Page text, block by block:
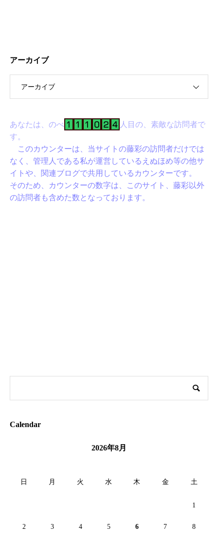
アーカイブ
アーカイブ
あなたは、のべ
人目の、素敵な訪問者で
す。
このカウンターは、当サイトの藤彩の訪問者だけでは
なく、管理人である私が運営しているえぬほめ等の他サ
イトや、関連ブログで共用しているカウンターです。
そのため、カウンターの数字は、このサイト、藤彩以外
の訪問者も含めた数となっております。
Calendar
2026年8月
日 月 火 水 木 金 土
1
2 3 4 5 6 7 8